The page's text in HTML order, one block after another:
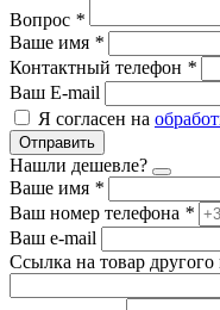
Вопрос *
Ваше имя *
Контактный телефон *
Ваш E-mail
Я согласен на
Отправить
Нашли дешевле?
Ваше имя *
Ваш номер телефона *
Ваш e-mail
Ссылка на товар другого